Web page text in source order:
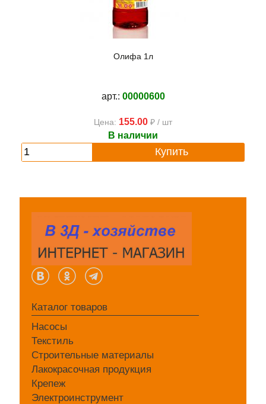
Олифа 1л
арт.: 00000600
Цена: 155.00 ₽ / шт
В наличии
Купить
Каталог товаров
Насосы
Текстиль
Строительные материалы
Лакокрасочная продукция
Крепеж
Электроинструмент